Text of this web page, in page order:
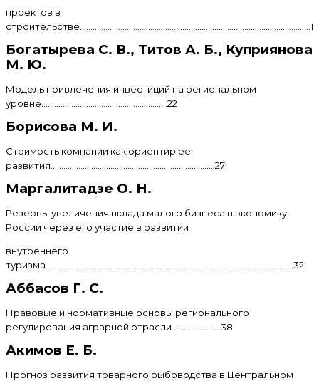
проектов в
строительстве............................................................................................................15
Богатырева С. В., Титов А. Б., Куприянова
М. Ю.
Модель привлечения инвестиций на региональном
уровне...........................................................22
Борисова М. И.
Стоимость компании как ориентир ее
развития.............................................................................27
Маргалитадзе О. Н.
Резервы увеличения вклада малого бизнеса в экономику
России через его участие в развитии
внутреннего
туризма....................................................................................................................32
Аббасов Г. С.
Правовые и нормативные основы регионального
регулирования аграрной отрасли.......................38
Акимов Е. Б.
Прогноз развития товарного рыбоводства в Центральном